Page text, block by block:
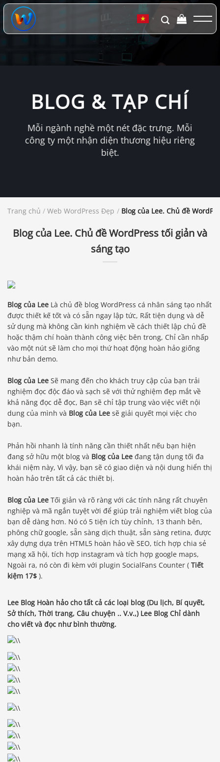
Chuyển
đến
dung
▼
BLOG & TẠP CHÍ
Mỗi ngành nghề một nét đặc trưng. Mỗi
công ty một nhận diện thương hiệu riêng
biệt.
Trang chủ / Web WordPress Đẹp / Blog của Lee. Chủ đề
Blog của Lee. Chủ đề WordPress tối giản và
sáng tạo
Blog của Lee Là chủ đề blog WordPress cá nhân sáng tạo nhất
được thiết kế tốt và có sẵn ngay lập tức, Rất tiện dụng và dễ
sử dụng mà không cần kinh nghiệm về cách thiết lập chủ đề
hoặc thậm chí hoàn thành công việc bên trong, Chỉ cần nhấp
vào một nút sẽ làm cho mọi thứ hoạt động hoàn hảo giống
như bản demo.
Blog của Lee Sẽ mang đến cho khách truy cập của bạn trải
nghiệm đọc độc đáo và sạch sẽ với thử nghiệm đẹp mắt về
khả năng đọc dễ đọc, Bạn sẽ chỉ tập trung vào việc viết nội
dung của mình và Blog của Lee sẽ giải quyết mọi việc cho
bạn.
Phản hồi nhanh là tính năng cần thiết nhất nếu bạn hiện
đang sở hữu một blog và Blog của Lee đang tận dụng tối đa
khái niệm này, Vì vậy, bạn sẽ có giao diện và nội dung hiển thị
hoàn hảo trên tất cả các thiết bị.
Blog của Lee Tối giản và rõ ràng với các tính năng rất chuyên
nghiệp và mã ngắn tuyệt vời để giúp trải nghiệm viết blog của
bạn dễ dàng hơn. Nó có 5 tiện ích tùy chỉnh, 13 thanh bên,
phông chữ google, sẵn sàng dịch thuật, sẵn sàng retina, được
xây dựng dựa trên HTML5 hoàn hảo về SEO, tích hợp chia sẻ
mạng xã hội, tích hợp instagram và tích hợp google maps,
Ngoài ra, nó còn đi kèm với plugin SocialFans Counter ( Tiết
kiệm 17$ ).
Lee Blog Hoàn hảo cho tất cả các loại blog (Du lịch, Bí quyết,
Sở thích, Thời trang, Câu chuyện .. V.v.,) Lee Blog Chỉ dành
cho viết và đọc như bình thường.